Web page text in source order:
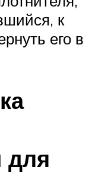
к
его в
для